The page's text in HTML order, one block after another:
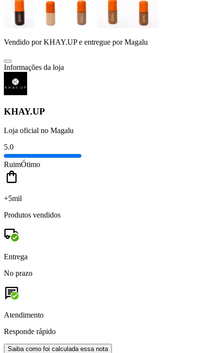
Vendido porKHAY.UPe entregue por Magalu
Informações da loja
KHAY.UP
Loja oficial no Magalu
5.0
RuimÓtimo
+5mil
Produtos vendidos
Entrega
No prazo
Atendimento
Responde rápido
Saiba como foi calculada essa nota